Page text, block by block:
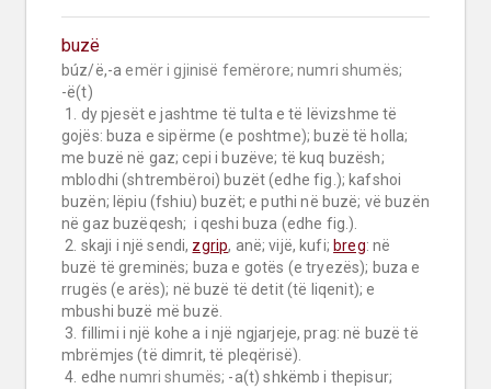
buzë
búz/ë,-a emër i gjinisë femërore; numri shumës;
-ë(t)
gojës: buza e sipërme (e poshtme); buzë të holla;
me buzë në gaz; cepi i buzëve; të kuq buzësh;
mblodhi (shtrembëroi) buzët (edhe fig.); kafshoi
buzën; lëpiu (fshiu) buzët; e puthi në buzë; vë buzën
në gaz buzëqesh;  i qeshi buza (edhe fig.).
2. skaji i një sendi, zgrip, anë; vijë, kufi; breg: në
buzë të greminës; buza e gotës (e tryezës); buza e
rrugës (e arës); në buzë të detit (të liqenit); e
mbushi buzë më buzë.
mbrëmjes (të dimrit, të pleqërisë).
4. edhe numri shumës;